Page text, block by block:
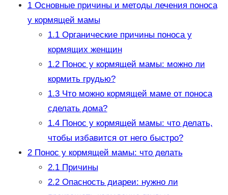
1Основные причины и методы лечения поноса
у кормящей мамы
1.1Органические причины поноса у
кормящих женщин
1.2Понос у кормящей мамы: можно ли
кормить грудью?
1.3Что можно кормящей маме от поноса
сделать дома?
1.4Понос у кормящей мамы: что делать,
чтобы избавится от него быстро?
2Понос у кормящей мамы: что делать
2.1Причины
2.2Опасность диареи: нужно ли